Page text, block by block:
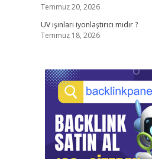
Temmuz 20, 2026
UV ışınları iyonlaştırıcı mıdır ?
Temmuz 18, 2026